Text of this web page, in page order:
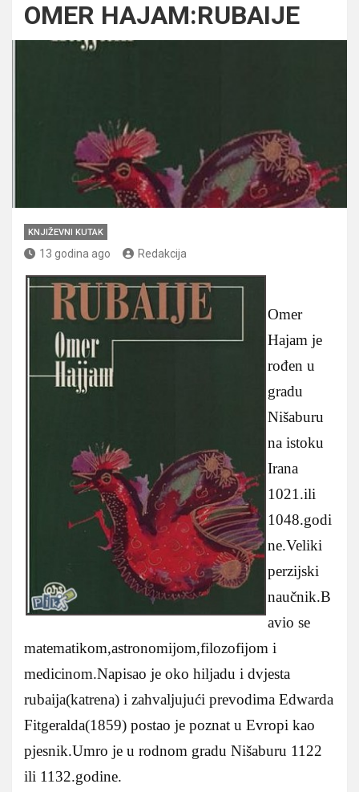
OMER HAJAM:RUBAIJE
KNJIŽEVNI KUTAK
13 godina ago Redakcija
Omer
Hajam je
rođen u
gradu
Nišaburu
na istoku
Irana
1021.ili
1048.godi
ne.Veliki
perzijski
naučnik.B
avio se
matematikom,astronomijom,filozofijom i
medicinom.Napisao je oko hiljadu i dvjesta
rubaija(katrena) i zahvaljujući prevodima Edwarda
Fitgeralda(1859) postao je poznat u Evropi kao
pjesnik.Umro je u rodnom gradu Nišaburu 1122
ili 1132.godine.